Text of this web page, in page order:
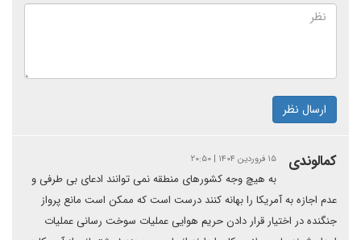
ارسال نظر
کمالوندی ۱۵ فروردین ۱۴۰۴ | ۲۰:۵۰
به هیچ وجه کشورهای منطقه نمی توانند ادعای بی طرفی و
عدم اجازه به آمریکا را بهانه کنند درست است که ممکن است مانع پرواز
جنگنده در اختیار قرار دادن حریم هوایی عملیات سوخت رسانی عملیات